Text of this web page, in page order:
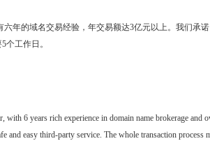
年的域名交易经验，年交易额达3亿元以上。我们承
工作日。
6 years rich experience in domain name brokerage and
easy third-party service. The whole transaction process